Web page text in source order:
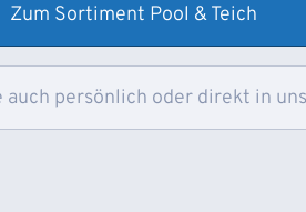
Zum Sortiment Pool & Teich
auch persönlich oder direkt in